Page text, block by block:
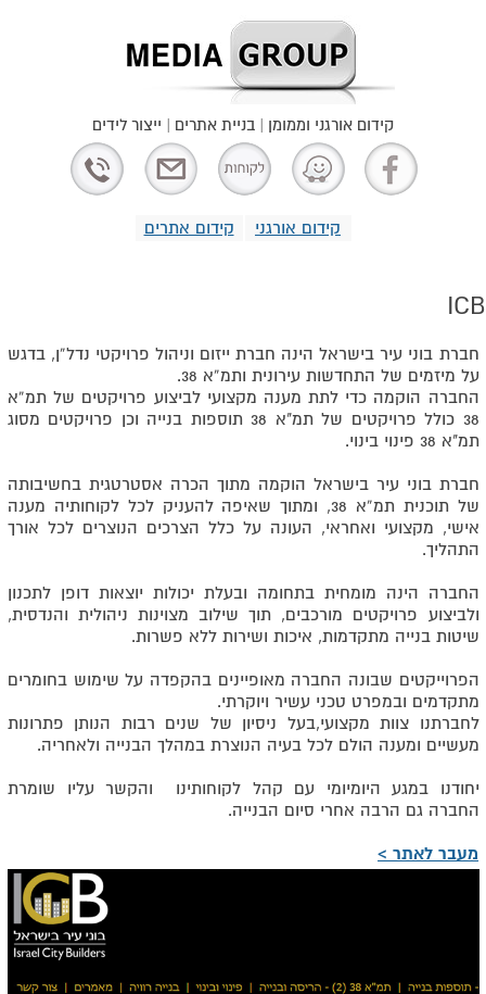
קידום אורגני קידום אתרים
קידום אורגני וממומן | בניית אתרים | ייצור לידים
ICB
חברת בוני עיר בישראל הינה חברת ייזום וניהול פרויקטי נדל”ן, בדגש
על מיזמים של התחדשות עירונית ותמ”א 38.
החברה הוקמה כדי לתת מענה מקצועי לביצוע פרויקטים של תמ”א
38 כולל פרויקטים של תמ"א 38 תוספות בנייה וכן פרויקטים מסוג
תמ"א 38 פינוי בינוי.
חברת בוני עיר בישראל הוקמה מתוך הכרה אסטרטגית בחשיבותה
של תוכנית תמ”א 38, ומתוך שאיפה להעניק לכל לקוחותיה מענה
אישי, מקצועי ואחראי, העונה על כלל הצרכים הנוצרים לכל אורך
התהליך.
החברה הינה מומחית בתחומה ובעלת יכולות יוצאות דופן לתכנון
ולביצוע פרויקטים מורכבים, תוך שילוב מצוינות ניהולית והנדסית,
שיטות בנייה מתקדמות, איכות ושירות ללא פשרות.
הפרוייקטים שבונה החברה מאופיינים בהקפדה על שימוש בחומרים
מתקדמים ובמפרט טכני עשיר ויוקרתי.
לחברתנו צוות מקצועי,בעל ניסיון של שנים רבות הנותן פתרונות
מעשיים ומענה הולם לכל בעיה הנוצרת במהלך הבנייה ולאחריה.
יחודנו במגע היומיומי עם קהל לקוחותינו והקשר עליו שומרת
החברה גם הרבה אחרי סיום הבנייה.
מעבר לאתר >